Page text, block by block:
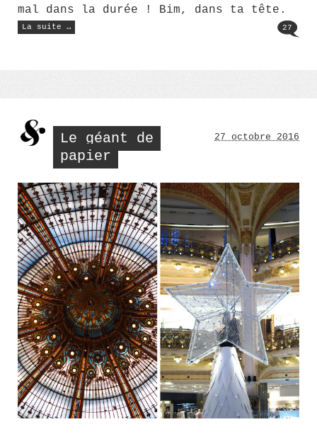
mal dans la durée ! Bim, dans ta tête.
La suite …
« Du
cachemire
27
Le géant de
papier
27 octobre 2016